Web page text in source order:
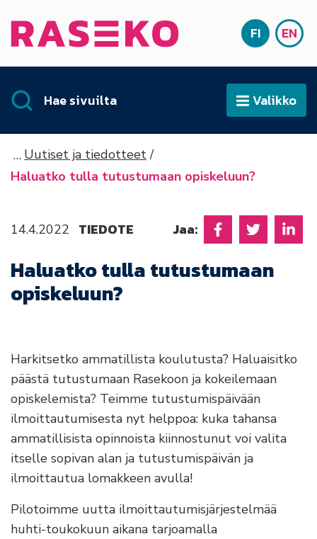
Etusivu SUOMI
FI EN
Hae sivuilta AvaaValikko
Uutiset ja tiedotteet
Haluatko tulla tutustumaan opiskeluun?
14.4.2022 TIEDOTE Jaa: Jaa Facebookissa
Jaa Jaa
Haluatko tulla tutustumaan
opiskeluun?
Harkitsetko ammatillista koulutusta? Haluaisitko
päästä tutustumaan Rasekoon ja kokeilemaan
opiskelemista? Teimme tutustumispäivään
ilmoittautumisesta nyt helppoa: kuka tahansa
ammatillisista opinnoista kiinnostunut voi valita
itselle sopivan alan ja tutustumispäivän ja
ilmoittautua lomakkeen avulla!
Pilotoimme uutta ilmoittautumisjärjestelmää
huhti-toukokuun aikana tarjoamalla